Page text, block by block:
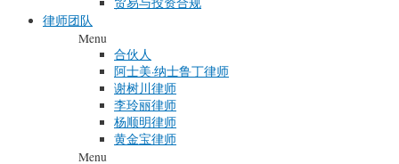
律师团队
Menu
合伙人
阿士美·纳士鲁丁律师
谢树川律师
李玲丽律师
杨顺明律师
黄金宝律师
Menu